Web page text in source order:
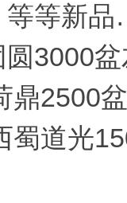
等等
3000
鼎2500
蜀道光